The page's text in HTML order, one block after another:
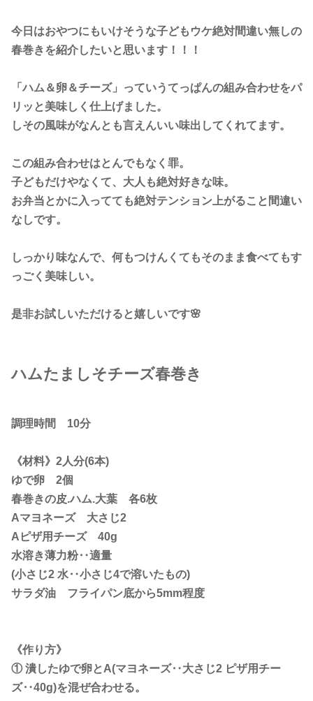
今日はおやつにもいけそうな子どもウケ絶対間違い無しの
春巻きを紹介したいと思います！！！
「ハム＆卵＆チーズ」っていうてっぱんの組み合わせをパ
リッと美味しく仕上げました。
しその風味がなんとも言えんいい味出してくれてます。
この組み合わせはとんでもなく罪。
子どもだけやなくて、大人も絶対好きな味。
お弁当とかに入ってても絶対テンション上がること間違い
なしです。
しっかり味なんで、何もつけんくてもそのまま食べてもす
っごく美味しい。
是非お試しいただけると嬉しいです🌸
ハムたましそチーズ春巻き
調理時間 10分
《材料》2人分(6本)
ゆで卵 2個
春巻きの皮.ハム.大葉 各6枚
Aマヨネーズ 大さじ2
Aピザ用チーズ 40g
水溶き薄力粉‥適量
(小さじ2 水‥小さじ4で溶いたもの)
サラダ油 フライパン底から5mm程度
《作り方》
① 潰したゆで卵とA(マヨネーズ‥大さじ2 ピザ用チー
ズ‥40g)を混ぜ合わせる。